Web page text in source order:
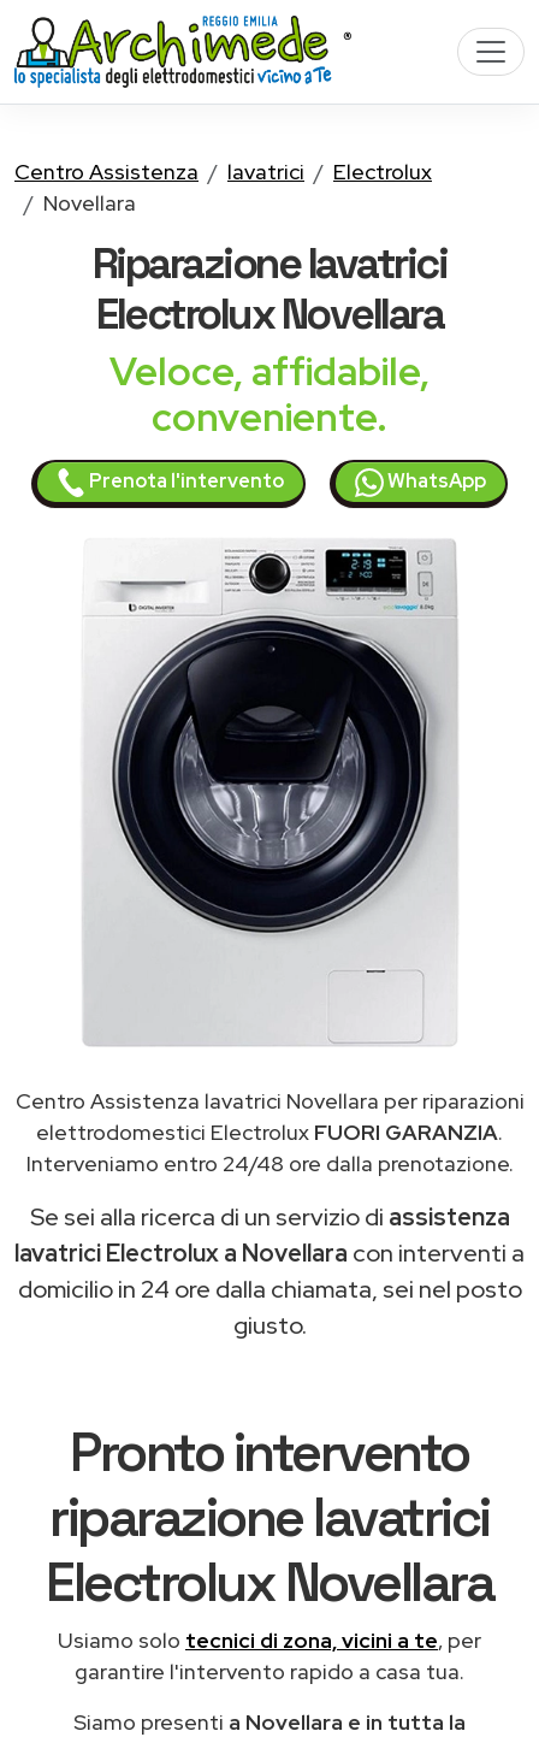
Centro Assistenza lavatrici
Electrolux
Novellara
Riparazionelavatrici
ElectroluxNovellara
Veloce, affidabile,
conveniente.
Prenota l'intervento WhatsApp
Centro Assistenza lavatrici Novellara per riparazioni
elettrodomestici Electrolux FUORI GARANZIA.
Interveniamo entro 24/48 ore dalla prenotazione.
Se sei alla ricerca di un servizio di assistenza
lavatrici Electrolux a Novellara con interventi a
domicilio in 24 ore dalla chiamata, sei nel posto
giusto.
Pronto intervento
riparazione lavatrici
Electrolux Novellara
Usiamo solo tecnici di zona, vicini a te, per
garantire l'intervento rapido a casa tua.
Siamo presenti a Novellara e in tutta la